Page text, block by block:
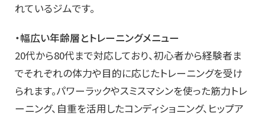
れているジムです。
・幅広い年齢層とトレーニングメニュー
20代から80代まで対応しており、初心者から経験者ま
でそれぞれの体力や目的に応じたトレーニングを受け
られます。パワーラックやスミスマシンを使った筋力トレ
ーニング、自重を活用したコンディショニング、ヒップア